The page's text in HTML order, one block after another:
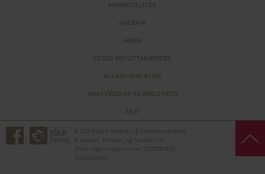
MEGKÖZELÍTÉS
GALÉRIA
HÍREK
CÉGES EGYÜTTMŰKÖDÉS
ÁLLÁSAJÁNLATOK
ADATVÉDELMI TÁJÉKOZTATÓ
ÁSZF
© 2016 Rubin Wellness & Conference Hotel
Budapest. Minden jog fenntartva.
NTAK-regisztrációs szám: SZ19000438
(Szálláshely)